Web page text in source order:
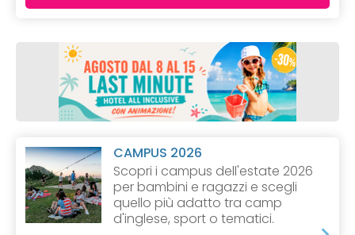
CAMPUS 2026
Scopri i campus dell'estate 2026
per bambini e ragazzi e scegli
quello più adatto tra camp
d'inglese, sport o tematici.